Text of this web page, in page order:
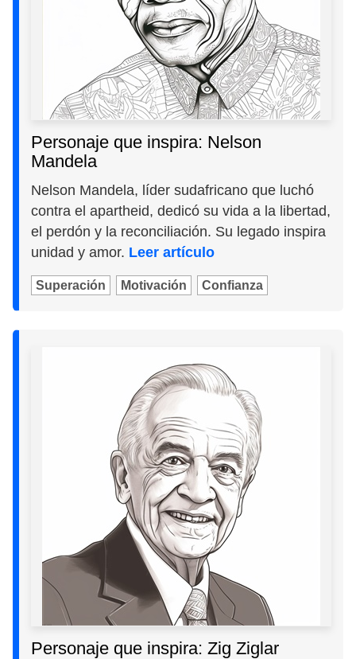
Personaje que inspira: Nelson
Mandela
Nelson Mandela, líder sudafricano que luchó
contra el apartheid, dedicó su vida a la libertad,
el perdón y la reconciliación. Su legado inspira
unidad y amor. Leer artículo
Superación Motivación Confianza
Personaje que inspira: Zig Ziglar